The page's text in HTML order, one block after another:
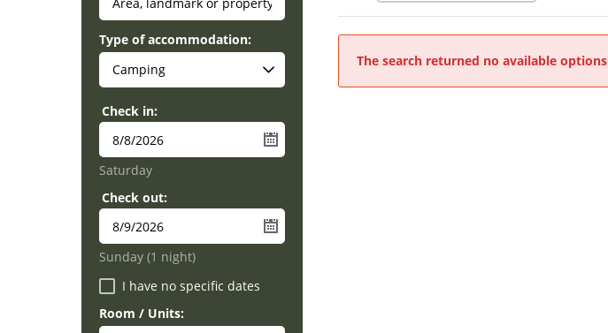
The search returned no available options
Type of accommodation:
Check in:
Saturday
Check out:
Sunday (1 night)
I have no specific dates
Room / Units: